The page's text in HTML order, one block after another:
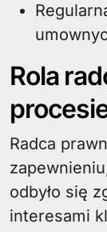
Rola
Radca
odbyło się
interesami